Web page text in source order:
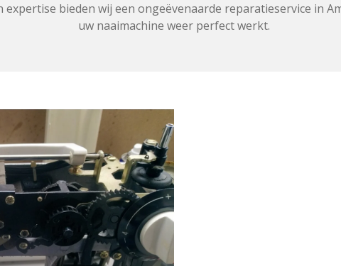
bieden wij een ongeëvenaarde reparatieservice in
uw naaimachine weer perfect werkt.